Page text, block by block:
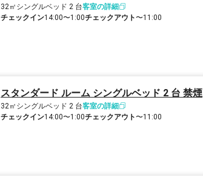
32㎡ シングルベッド 2 台客室の詳細
チェックイン14:00〜1:00チェックアウト〜11:00
スタンダード ルーム シングルベッド 2 台 禁煙
32㎡ シングルベッド 2 台客室の詳細
チェックイン14:00〜1:00チェックアウト〜11:00